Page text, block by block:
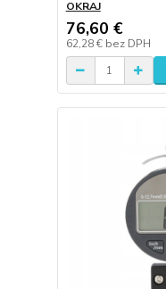
OKRAJ
76,60 €
62,28 € bez DPH